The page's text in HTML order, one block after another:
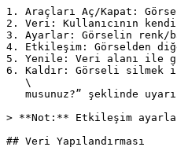
1. Araçları Aç/Kapat:
2. Veri: Kullanıcının
3. Ayarlar: Görselin
4. Etkileşim: Görselden
5. Yenile: Veri alanı ile
6. Kaldır: Görseli silmek
> **Not:** Etkileşim
## Veri Yapılandırması